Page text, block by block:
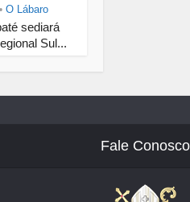
• O Lábaro
sediará
Sul...
Fale Conosco